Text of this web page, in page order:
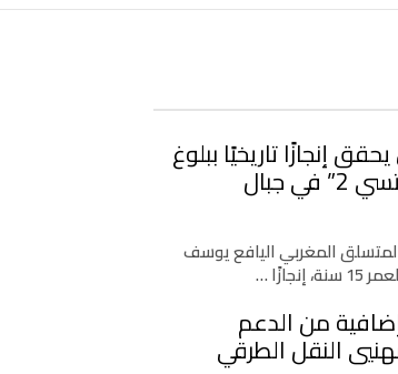
إنجازًا تاريخيًا ببلوغ
قمة “كانغ ياتسي 2” في جبال
المغربي اليافع يوسف
…
من الدعم
النقل الطرقي